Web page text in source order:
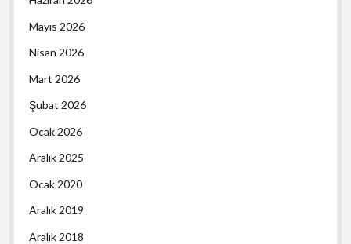
Mayıs 2026
Nisan 2026
Mart 2026
Şubat 2026
Ocak 2026
Aralık 2025
Ocak 2020
Aralık 2019
Aralık 2018